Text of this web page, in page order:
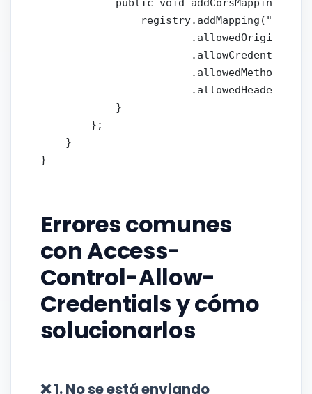
public void
registry.addMapping("/api/
            }
        };
    }
Errores comunes
con Access-
Control-Allow-
Credentials y cómo
solucionarlos
❌ 1. No se está enviando